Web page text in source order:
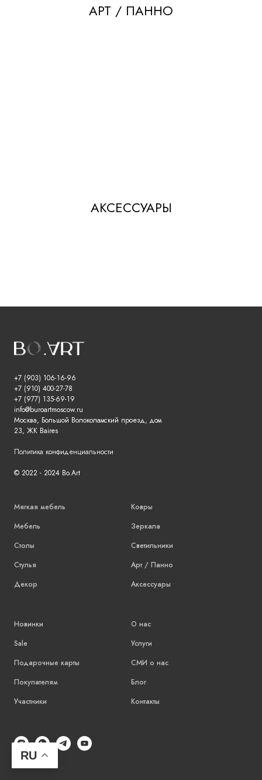
АРТ / ПАННО
АКСЕССУАРЫ
+7 (903) 106-16-96
+7 (910) 400-27-78
+7 (977) 135-69-19
info@buroartmoscow.ru
Москва, Большой Волоколамский проезд, дом
23, ЖК Baires
Политика конфиденциальности
© 2022 - 2024 Bo.Art
Мягкая мебель
Мебель
Столы
Стулья
Декор
Ковры
Зеркала
Светильники
Арт / Панно
Аксессуары
Новинки
Sale
Подарочные карты
Покупателям
Участники
О нас
Услуги
СМИ о нас
Блог
Контакты
RU